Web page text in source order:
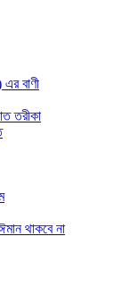
এর বাণী
তরীকা
থাকবে না